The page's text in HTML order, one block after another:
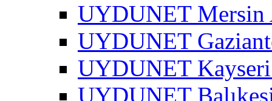
UYDUNET Mersin
UYDUNET
UYDUNET
UYDUNET